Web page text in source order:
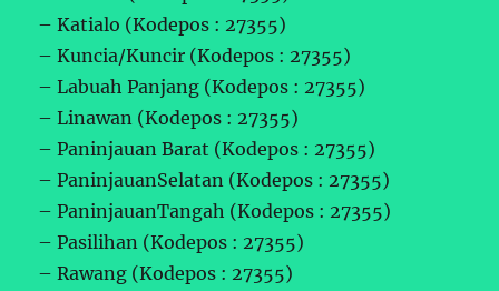
– Katialo (Kodepos : 27355)
– Kuncia/Kuncir (Kodepos : 27355)
– Labuah Panjang (Kodepos : 27355)
– Linawan (Kodepos : 27355)
– Paninjauan Barat (Kodepos : 27355)
– PaninjauanSelatan (Kodepos : 27355)
– PaninjauanTangah (Kodepos : 27355)
– Pasilihan (Kodepos : 27355)
– Rawang (Kodepos : 27355)